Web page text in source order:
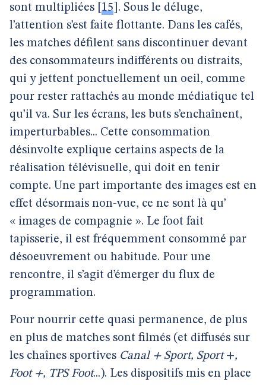
sont multipliées 15 . Sous le déluge,
l’attention s’est faite flottante. Dans les cafés,
les matches défilent sans discontinuer devant
des consommateurs indifférents ou distraits,
qui y jettent ponctuellement un oeil, comme
pour rester rattachés au monde médiatique tel
qu’il va. Sur les écrans, les buts s’enchaînent,
imperturbables... Cette consommation
désinvolte explique certains aspects de la
réalisation télévisuelle, qui doit en tenir
compte. Une part importante des images est en
effet désormais non-vue, ce ne sont là qu’
« images de compagnie ». Le foot fait
tapisserie, il est fréquemment consommé par
désoeuvrement ou habitude. Pour une
rencontre, il s’agit d’émerger du flux de
programmation.
Pour nourrir cette quasi permanence, de plus
en plus de matches sont filmés (et diffusés sur
les chaînes sportives Canal + Sport, Sport +,
Foot +, TPS Foot...). Les dispositifs mis en place